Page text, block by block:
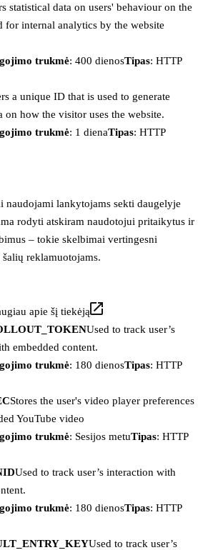
statistical data on users' behaviour on the
for internal analytics by the website
trukmė: 400 dienosTipas: HTTP
a unique ID that is used to generate
on how the visitor uses the website.
trukmė: 1 dienaTipas: HTTP
naudojami lankytojams sekti daugelyje
rodyti atskiram naudotojui pritaikytus ir
– tokie skelbimai vertingesni
reklamuotojams.
apie šį tiekėją
Used to track user’s
embedded content.
trukmė: 180 dienosTipas: HTTP
Stores the user's video player preferences
YouTube video
trukmė: Sesijos metuTipas: HTTP
Used to track user’s interaction with
trukmė: 180 dienosTipas: HTTP
Used to track user’s